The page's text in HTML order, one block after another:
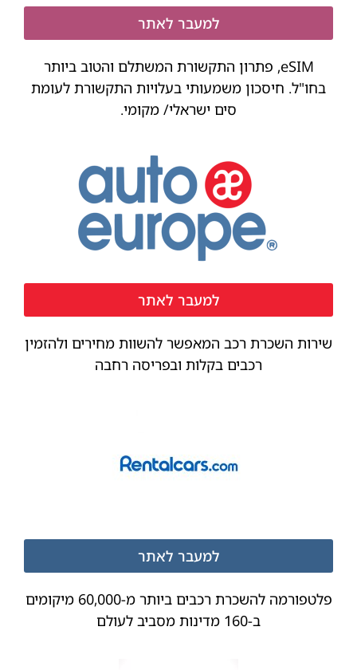
למעבר לאתר
eSIM, פתרון התקשורת המשתלם והטוב ביותר
בחו"ל. חיסכון משמעותי בעלויות התקשורת לעומת
סים ישראלי/ מקומי.
למעבר לאתר
שירות השכרת רכב המאפשר להשוות מחירים ולהזמין
רכבים בקלות ובפריסה רחבה
למעבר לאתר
פלטפורמה להשכרת רכבים ביותר מ-60,000 מיקומים
ב-160 מדינות מסביב לעולם